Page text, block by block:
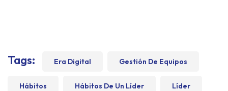
Tags: Era Digital Gestión De Equipos
Hábitos Hábitos De Un Líder Líder